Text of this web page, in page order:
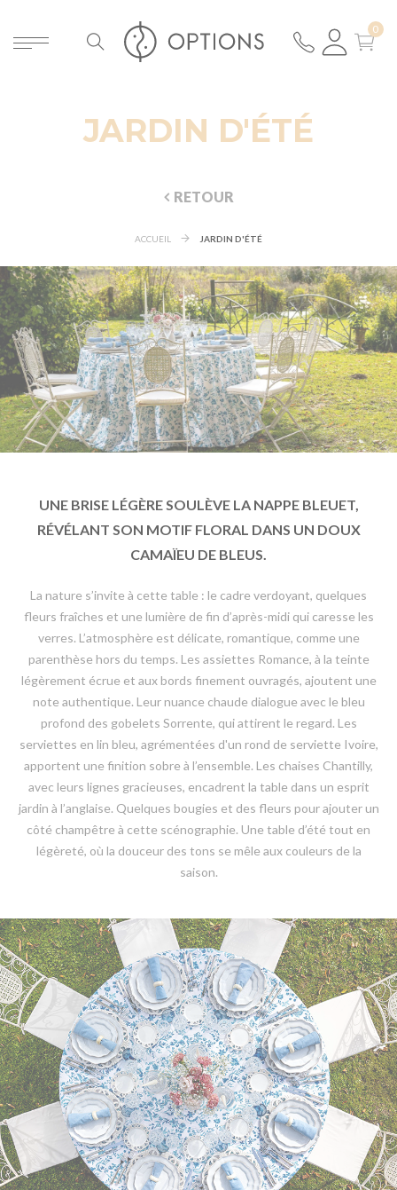
JARDIN D'ÉTÉ
RETOUR
ACCUEIL JARDIN D'ÉTÉ
UNE BRISE LÉGÈRE SOULÈVE LA NAPPE BLEUET,
RÉVÉLANT SON MOTIF FLORAL DANS UN DOUX
CAMAÏEU DE BLEUS.
La nature s’invite à cette table : le cadre verdoyant, quelques
fleurs fraîches et une lumière de fin d’après-midi qui caresse les
verres. L’atmosphère est délicate, romantique, comme une
parenthèse hors du temps. Les assiettes Romance, à la teinte
légèrement écrue et aux bords finement ouvragés, ajoutent une
note authentique. Leur nuance chaude dialogue avec le bleu
profond des gobelets Sorrente, qui attirent le regard. Les
serviettes en lin bleu, agrémentées d'un rond de serviette Ivoire,
apportent une finition sobre à l’ensemble. Les chaises Chantilly,
avec leurs lignes gracieuses, encadrent la table dans un esprit
jardin à l’anglaise. Quelques bougies et des fleurs pour ajouter un
côté champêtre à cette scénographie. Une table d’été tout en
légèreté, où la douceur des tons se mêle aux couleurs de la
saison.